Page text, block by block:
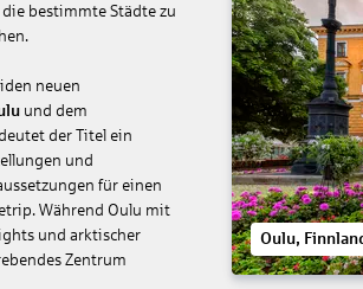
bestimmte Städte zu
neuen
und dem
der Titel ein
und
für einen
Während Oulu mit
und arktischer
Zentrum
Oulu,